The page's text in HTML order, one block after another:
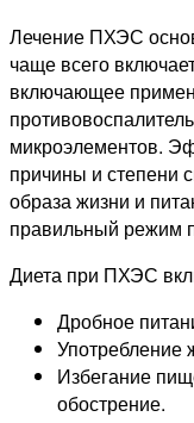
Лечение ПХЭС
чаще всего
включающее
микроэлементов.
причины и степени
образа жизни и
правильный режим
Диета при ПХЭС
Дробное
Употребление
Избегание
обострение.